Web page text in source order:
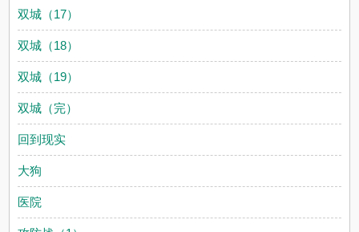
双城（17）
双城（18）
双城（19）
双城（完）
回到现实
大狗
医院